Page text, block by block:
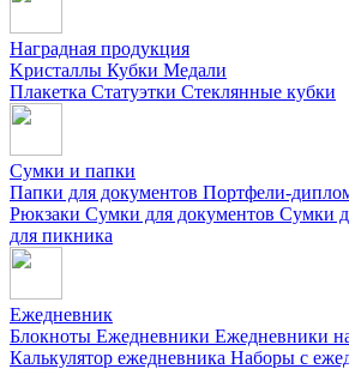
Наградная продукция
Kристаллы Кубки Медали
Плакетка Статуэтки Стеклянные кубки
Сумки и папки
Папки для документов Портфели-
Рюкзаки Сумки для документов Сумки
для пикника
Ежедневник
Блокноты Ежедневники Ежедневники
Калькулятор ежедневника Наборы с